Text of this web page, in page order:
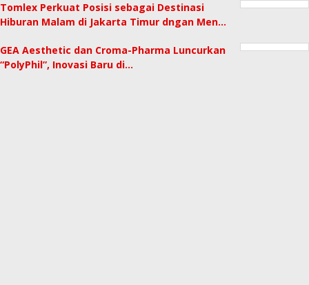
Tomlex Perkuat Posisi sebagai Destinasi
Hiburan Malam di Jakarta Timur dngan Men…
GEA Aesthetic dan Croma-Pharma Luncurkan
“PolyPhil”, Inovasi Baru di…